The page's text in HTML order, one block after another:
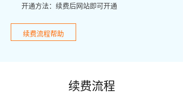
开通方法：续费后网站即可开通
续费流程帮助
续费流程